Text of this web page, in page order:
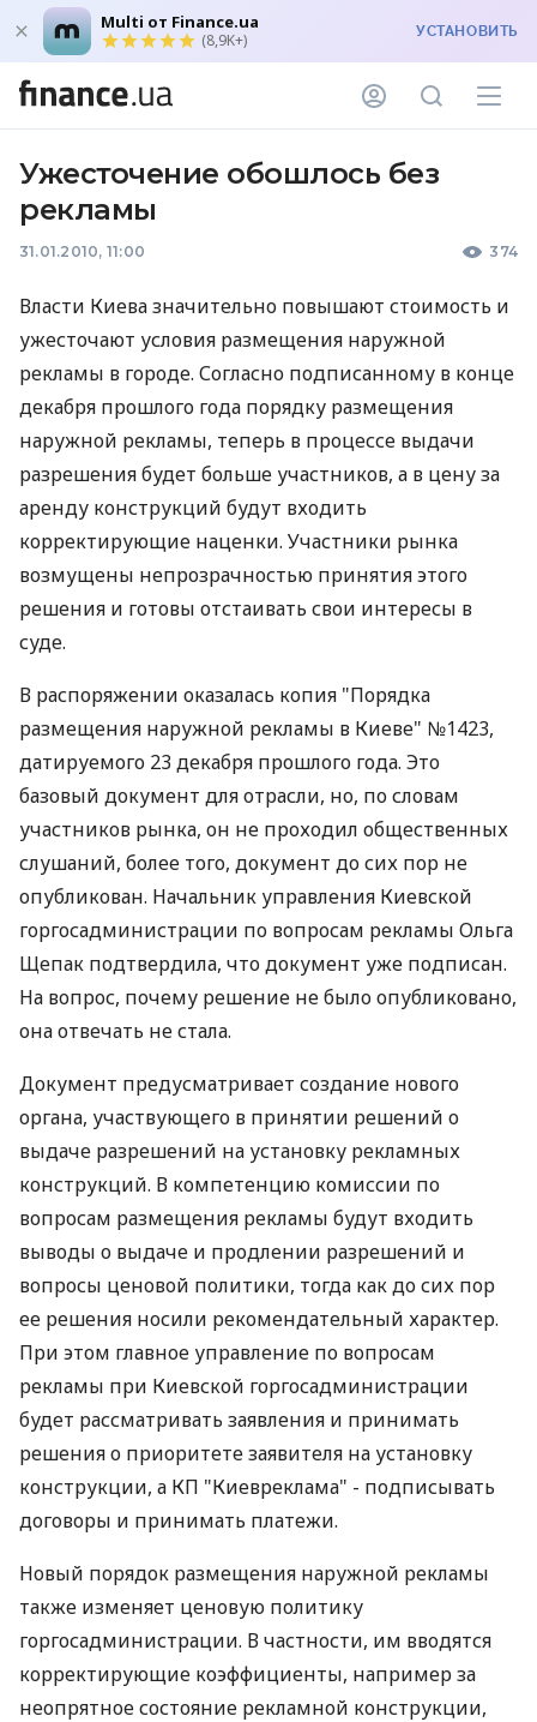
Multi от Finance.ua
(8,9K+) УСТАНОВИТЬ
Ужесточение обошлось без
рекламы
31.01.2010, 11:00 374
Власти Киева значительно повышают стоимость и
ужесточают условия размещения наружной
рекламы в городе. Согласно подписанному в конце
декабря прошлого года порядку размещения
наружной рекламы, теперь в процессе выдачи
разрешения будет больше участников, а в цену за
аренду конструкций будут входить
корректирующие наценки. Участники рынка
возмущены непрозрачностью принятия этого
решения и готовы отстаивать свои интересы в
суде.
В распоряжении оказалась копия "Порядка
размещения наружной рекламы в Киеве" №1423,
датируемого 23 декабря прошлого года. Это
базовый документ для отрасли, но, по словам
участников рынка, он не проходил общественных
слушаний, более того, документ до сих пор не
опубликован. Начальник управления Киевской
горгосадминистрации по вопросам рекламы Ольга
Щепак подтвердила, что документ уже подписан.
На вопрос, почему решение не было опубликовано,
она отвечать не стала.
Документ предусматривает создание нового
органа, участвующего в принятии решений о
выдаче разрешений на установку рекламных
конструкций. В компетенцию комиссии по
вопросам размещения рекламы будут входить
выводы о выдаче и продлении разрешений и
вопросы ценовой политики, тогда как до сих пор
ее решения носили рекомендательный характер.
При этом главное управление по вопросам
рекламы при Киевской горгосадминистрации
будет рассматривать заявления и принимать
решения о приоритете заявителя на установку
конструкции, а КП "Киевреклама" - подписывать
договоры и принимать платежи.
Новый порядок размещения наружной рекламы
также изменяет ценовую политику
горгосадминистрации. В частности, им вводятся
корректирующие коэффициенты, например за
неопрятное состояние рекламной конструкции,